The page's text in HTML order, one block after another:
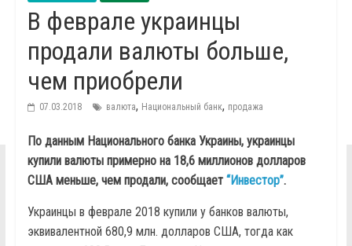
В феврале украинцы
продали валюты больше,
чем приобрели
07.03.2018 валюта, Национальный банк, продажа
По данным Национального банка Украины, украинцы
купили валюты примерно на 18,6 миллионов долларов
США меньше, чем продали, сообщает “Инвестор”.
Украинцы в феврале 2018 купили у банков валюты,
эквивалентной 680,9 млн. долларов США, тогда как